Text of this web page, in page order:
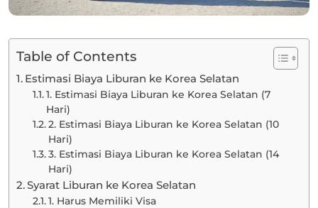
Table of Contents
Estimasi Biaya Liburan ke Korea Selatan
1. Estimasi Biaya Liburan ke Korea Selatan (7
Hari)
2. Estimasi Biaya Liburan ke Korea Selatan (10
Hari)
3. Estimasi Biaya Liburan ke Korea Selatan (14
Hari)
Syarat Liburan ke Korea Selatan
1. Harus Memiliki Visa